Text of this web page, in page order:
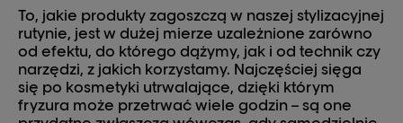
To, jakie produkty zagoszczą w naszej stylizacyjnej
rutynie, jest w dużej mierze uzależnione zarówno
od efektu, do którego dążymy, jak i od technik czy
narzędzi, z jakich korzystamy. Najczęściej sięga
się po kosmetyki utrwalające, dzięki którym
fryzura może przetrwać wiele godzin – są one